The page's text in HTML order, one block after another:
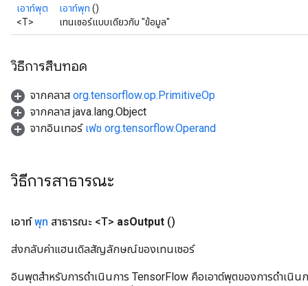
เอาท์พุต
<T>
เอาท์พุท ()
เทนเซอร์แบบเดียวกับ "ข้อมูล"
วิธีการสืบทอด
จากคลาส org.tensorflow.op.PrimitiveOp
จากคลาส java.lang.Object
จากอินเทอร์ เฟซ org.tensorflow.Operand
วิธีการสาธารณะ
เอาท์พุท สาธารณะ <T> asOutput ()
ส่งกลับค่าแฮนเดิลสัญลักษณ์ของเทนเซอร์
อินพุตสำหรับการดำเนินการ TensorFlow คือเอาต์พุตของการดำเนิน